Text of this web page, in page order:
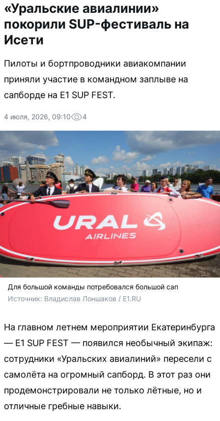
«Уральские авиалинии»
покорили SUP-фестиваль на
Исети
Пилоты и бортпроводники авиакомпании
приняли участие в командном заплыве на
сапборде на E1 SUP FEST.
4 июля, 2026, 09:10 4
Для большой команды потребовался большой сап
Источник: Владислав Лоншаков / E1.RU
На главном летнем мероприятии Екатеринбурга
— E1 SUP FEST — появился необычный экипаж:
сотрудники «Уральских авиалиний» пересели с
самолёта на огромный сапборд. В этот раз они
продемонстрировали не только лётные, но и
отличные гребные навыки.